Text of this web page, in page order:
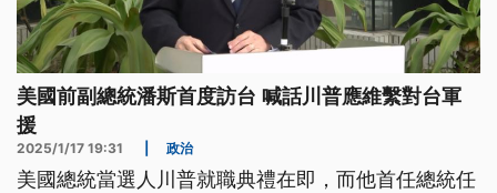
美國前副總統潘斯首度訪台 喊話川普應維繫對台軍
援
2025/1/17 19:31 政治
美國總統當選人川普就職典禮在即，而他首任總統任